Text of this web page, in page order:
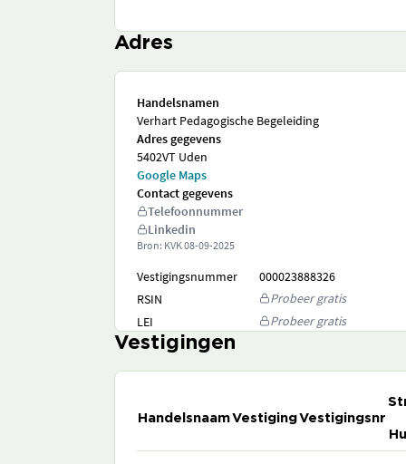
Adres
Handelsnamen
Verhart Pedagogische Begeleiding
Adres gegevens
5402VT Uden
Google Maps
Contact gegevens
Telefoonnummer
Linkedin
Bron: KVK08-09-2025
Vestigingsnummer
000023888326
RSIN
Probeer gratis
LEI
Probeer gratis
Vestigingen
HandelsnaamVestigingVestigingsnr